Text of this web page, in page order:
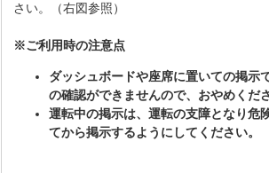
さい。（右図参照）
※ご利用時の注意点
ダッシュボードや座席に置いての掲示
の確認ができませんので、おやめくだ
運転中の掲示は、運転の支障となり危
てから掲示するようにしてください。